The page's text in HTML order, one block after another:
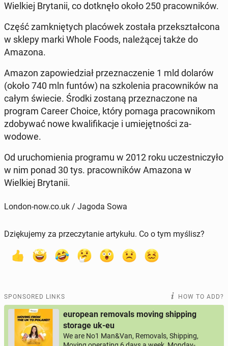
Wielkiej Bry­tanii, co dotknęło około 250 pra­cown­ików.
Część zamknię­tych placówek została przek­sz­tał­cona
w sklepy marki Whole Foods, należącej także do
Amazona.
Amazon za­powiedzi­ał przez­nacze­nie 1 mld dolarów
(około 740 mln funtów) na szkole­nia pra­cown­ików na
całym świecie. Środki zostaną przez­nac­zone na
program Career Choice, który pomaga pra­cown­ikom
zdoby­wać nowe kwal­i­fikac­je i umiejęt­noś­ci za­
wodowe.
Od uru­chomienia pro­gra­mu w 2012 roku uczest­niczyło
w nim ponad 30 tys. pra­cown­ików Amazona w
Wielkiej Bry­tanii.
London-now.co.uk / Jagoda Sowa
Dziękujemy za przeczytanie artykułu. Co o tym myślisz?
SPONSORED LINKS HOW TO ADD?
european removals moving shipping
storage uk-eu
We are No1 Man&Van, Removals, Shipping,